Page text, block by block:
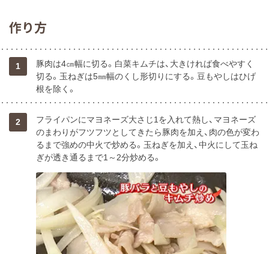
作り方
1
豚肉は4㎝幅に切る。白菜キムチは、大きければ食べやすく
切る。玉ねぎは5㎜幅のくし形切りにする。豆もやしはひげ
根を除く。
2
フライパンにマヨネーズ大さじ1を入れて熱し、マヨネーズ
のまわりがフツフツとしてきたら豚肉を加え、肉の色が変わ
るまで強めの中火で炒める。玉ねぎを加え、中火にして玉ね
ぎが透き通るまで1～2分炒める。